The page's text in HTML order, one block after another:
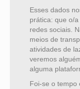
Esses dados
prática: que o/
redes sociais.
meios de
atividades de
veremos
alguma
Foi-se o tempo